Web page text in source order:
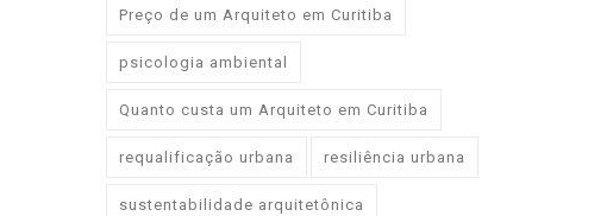
Preço de um Arquiteto em Curitiba
psicologia ambiental
Quanto custa um Arquiteto em Curitiba
requalificação urbana resiliência urbana
sustentabilidade arquitetônica